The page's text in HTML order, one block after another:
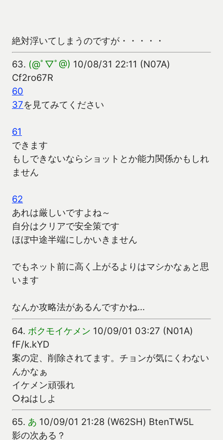
絶対浮いてしまうのですが・・・・・
63. (@ﾟ▽ﾟ@) 10/08/31 22:11 (N07A)
Cf2ro67R
60
37を見てみてください
61
できます
もしできないならショットとか能力関係かもしれ
ません
62
あれは厳しいですよね～
自分はクリアで安全策です
ほぼ中途半端にしかいきません
でもネット前に高く上がるよりはマシかなぁと思
います
なんか攻略法があるんですかね…
64. ボクモイケメン 10/09/01 03:27 (N01A)
fF/k.kYD
案の定、削除されてます。チョンが気にくわない
んかなぁ
イケメン頑張れ
○ねはしよ
65. あ 10/09/01 21:28 (W62SH) BtenTW5L
影の次ある？